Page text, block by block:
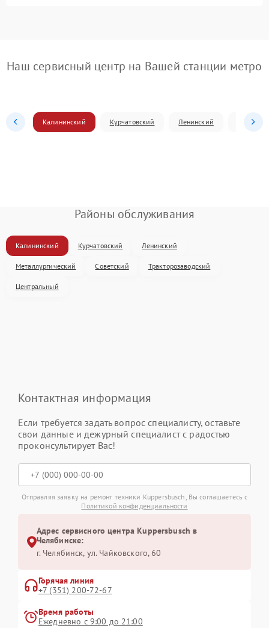
Наш сервисный центр на Вашей станции метро
Калининский Курчатовский Ленинский
Районы обслуживания
Калининский Курчатовский Ленинский
Металлургический Советский Тракторозаводский
Центральный
Контактная информация
Если требуется задать вопрос специалисту, оставьте
свои данные и дежурный специалист с радостью
проконсультирует Вас!
Отправляя заявку на ремонт техники Kuppersbusch, Вы соглашаетесь с
Политикой конфиденциальности
Адрес сервисного центра Kuppersbusch в
Челябинске:
г. Челябинск, ул. Чайковского, 60
Горячая линия
+7 (351) 200-72-67
Время работы
Ежедневно с 9:00 до 21:00